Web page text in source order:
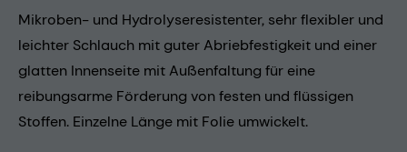
Mikroben- und Hydrolyseresistenter, sehr flexibler und
leichter Schlauch mit guter Abriebfestigkeit und einer
glatten Innenseite mit Außenfaltung für eine
reibungsarme Förderung von festen und flüssigen
Stoffen. Einzelne Länge mit Folie umwickelt.